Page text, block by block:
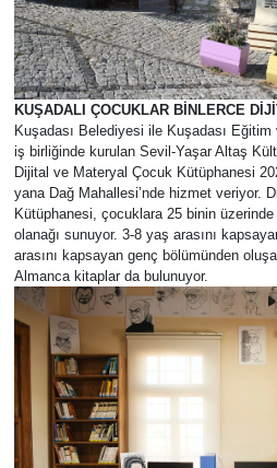
KUŞADALI ÇOCUKLAR BİNLERCE
Kuşadası Belediyesi ile Kuşadası
iş birliğinde kurulan Sevil-Yaşar Altaş
Dijital ve Materyal Çocuk Kütüphanesi
yana Dağ Mahallesi’nde hizmet veriyor.
Kütüphanesi, çocuklara 25 binin
olanağı sunuyor. 3-8 yaş arasını
arasını kapsayan genç bölümünden
Almanca kitaplar da bulunuyor.